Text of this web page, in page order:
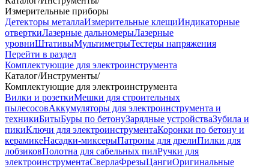
Измерительные приборы
Детекторы металлаИзмерительные клещиИндикаторные
отверткиЛазерные дальномерыЛазерные
уровниШтативыМультиметрыТестеры напряжения
Перейти в раздел
Комплектующие для электроинструмента
Каталог/Инструменты/
Комплектующие для электроинструмента
Вилки и розеткиМешки для строительных
пылесосовАккумуляторы для электроинструмента и
техникиБитыБуры по бетонуЗарядные устройстваЗубила и
пикиКлючи для электроинструментаКоронки по бетону и
керамикеНасадки-миксерыПатроны для дрелиПилки для
лобзиковПолотна для сабельных пилРучки для
электроинструментаСверлаФрезыЦангиОригинальные